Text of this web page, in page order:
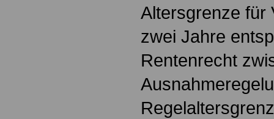
Altersgrenze für
zwei Jahre
Rentenrecht